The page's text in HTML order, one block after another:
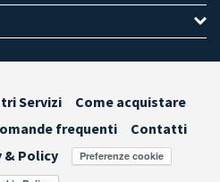
Servizi
Come acquistare
frequenti
Contatti
& Policy Preferenze cookie